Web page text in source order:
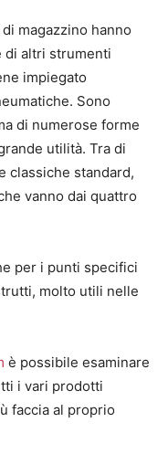
magazzino hanno
di altri strumenti
impiegato
Sono
di numerose forme
utilità. Tra di
classiche standard,
vanno dai quattro
per i punti specifici
molto utili nelle
è possibile esaminare
i vari prodotti
faccia al proprio